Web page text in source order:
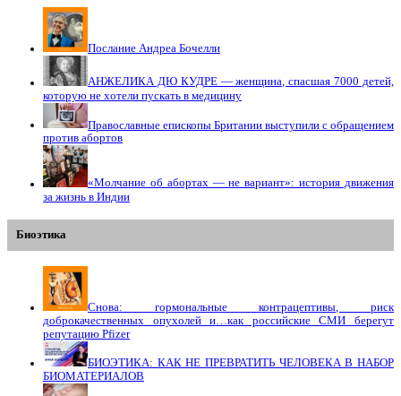
Послание Андреа Бочелли
АНЖЕЛИКА ДЮ КУДРЕ — женщина, спасшая 7000 детей,
которую не хотели пускать в медицину
Православные епископы Британии выступили с обращением
против абортов
«Молчание об абортах — не вариант»: история движения
за жизнь в Индии
Биоэтика
Снова: гормональные контрацептивы, риск
доброкачественных опухолей и…как российские СМИ берегут
репутацию Pfizer
БИОЭТИКА: КАК НЕ ПРЕВРАТИТЬ ЧЕЛОВЕКА В НАБОР
БИОМАТЕРИАЛОВ